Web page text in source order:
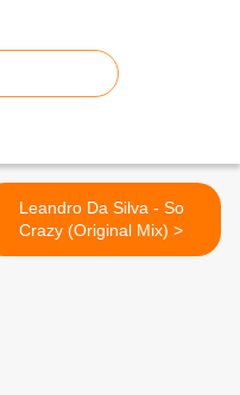
Leandro Da Silva - So
Crazy (Original Mix) >